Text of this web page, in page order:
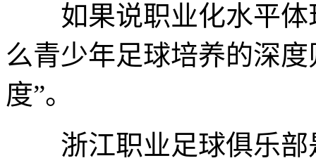
如果说职业化水平体
么青少年足球培养的深
度”。
浙江职业足球俱乐部